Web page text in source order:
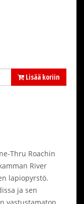
Lisää koriin
Thru Roachin
River
lapiopyrstö.
ja sen